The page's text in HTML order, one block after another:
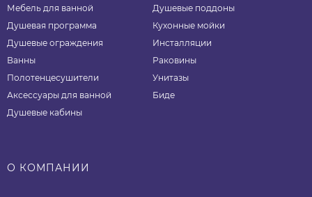
Мебель для ванной
Душевая программа
Душевые ограждения
Ванны
Полотенцесушители
Аксессуары для ванной
Душевые кабины
Душевые поддоны
Кухонные мойки
Инсталляции
Раковины
Унитазы
Биде
О КОМПАНИИ